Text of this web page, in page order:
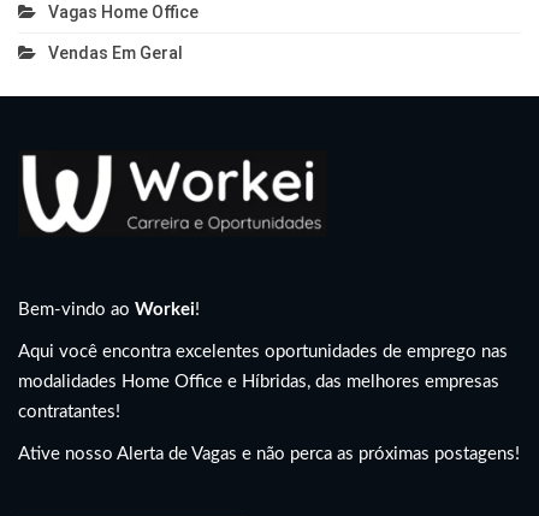
Vagas Home Office
Vendas Em Geral
Bem-vindo ao Workei!
Aqui você encontra excelentes oportunidades de emprego nas
modalidades Home Office e Híbridas, das melhores empresas
contratantes!
Ative nosso Alerta de Vagas e não perca as próximas postagens!